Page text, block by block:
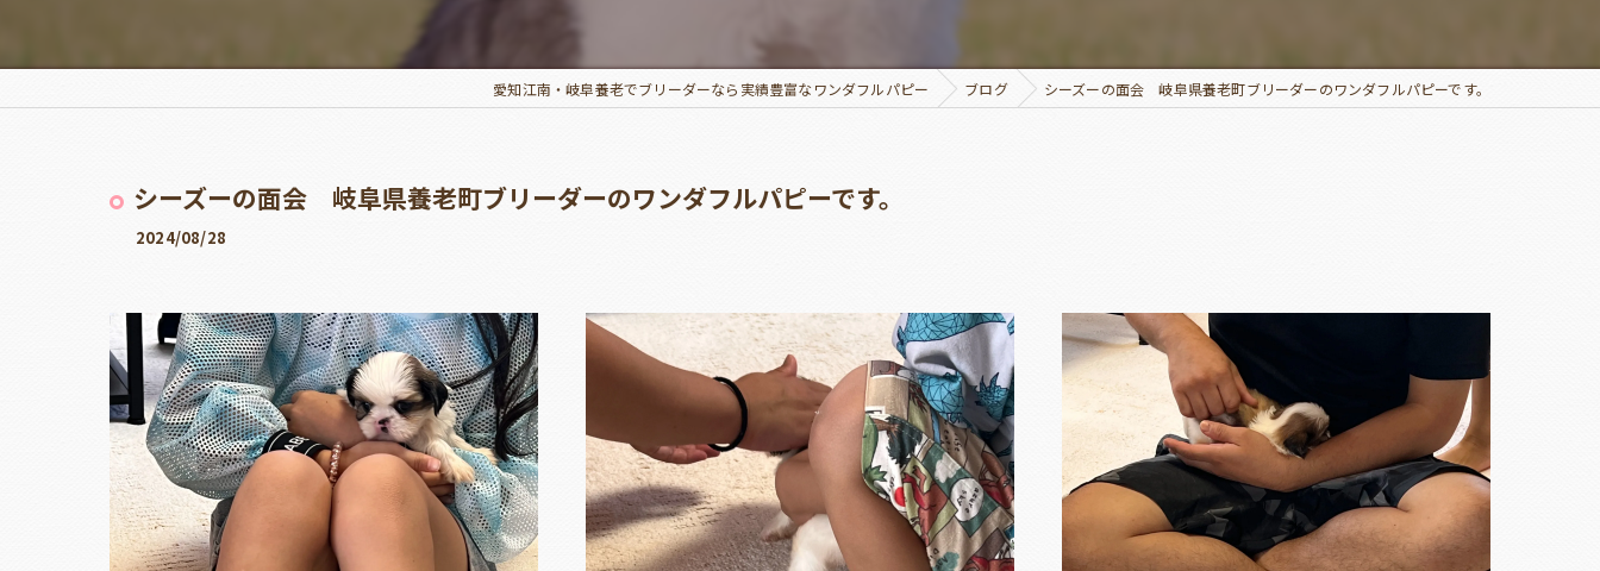
愛知江南・岐阜養老でブリーダーなら実績豊富なワンダフルパピー ブログ シーズーの面会 岐阜県養老町ブリーダーのワンダフルパピーです。
シーズーの面会 岐阜県養老町ブリーダーのワンダフルパピーです。
2024/08/28